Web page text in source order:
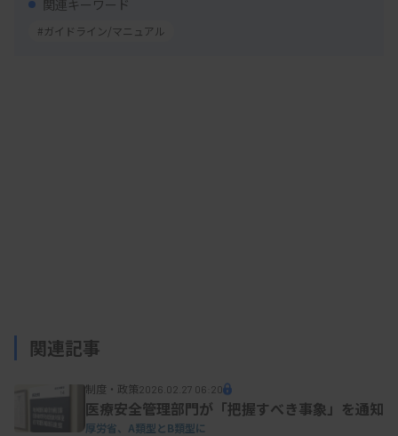
関連キーワード
#ガイドライン/マニュアル
関連記事
制度・政策2026.02.27 06:20
医療安全管理部門が「把握すべき事象」を通知
厚労省、A類型とB類型に